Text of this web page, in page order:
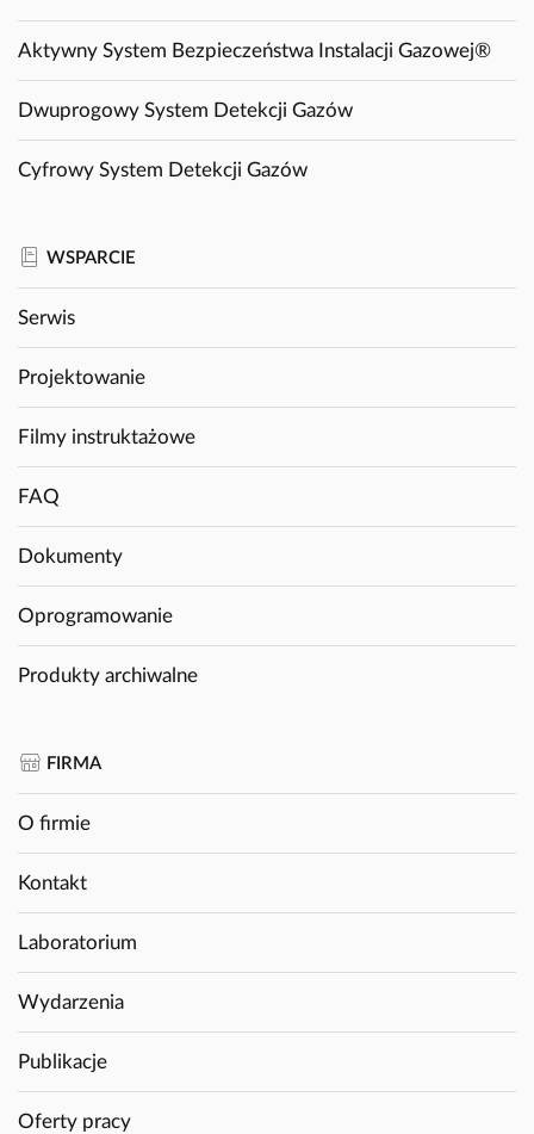
Aktywny System Bezpieczeństwa Instalacji Gazowej®
Dwuprogowy System Detekcji Gazów
Cyfrowy System Detekcji Gazów
WSPARCIE
Serwis
Projektowanie
Filmy instruktażowe
FAQ
Dokumenty
Oprogramowanie
Produkty archiwalne
FIRMA
O firmie
Kontakt
Laboratorium
Wydarzenia
Publikacje
Oferty pracy